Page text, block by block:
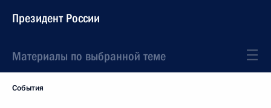
Президент России
Материалы по выбранной теме
События